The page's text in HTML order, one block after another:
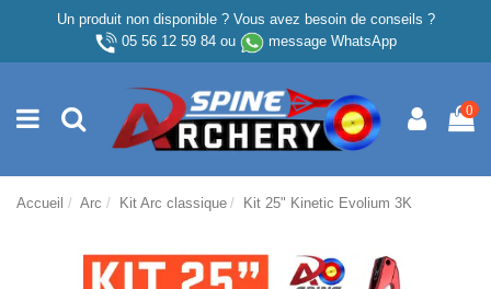
Un produit non disponible ? Vous avez besoin de conseils ?
05 56 12 59 84ou message WhatsApp
0
Accueil Arc Kit Arc classique Kit 25" Kinetic Evolium 3K